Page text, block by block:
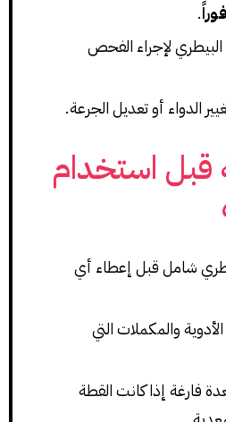
.
لإجراء الفحص
الدواء أو تعديل الجرعة.
استخدام
شامل قبل إعطاء أي
والمكملات التي
فارغة إذا كانت القطة